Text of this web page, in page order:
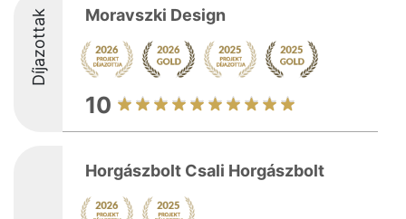
Díjazottak Moravszki Design
10
Horgászbolt Csali Horgászbolt